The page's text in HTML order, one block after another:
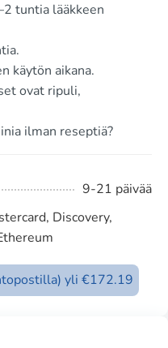
tuntia lääkkeen
käytön aikana.
ovat ripuli,
ilman reseptiä?
9-21 päivää
Discovery,
yli €172.19